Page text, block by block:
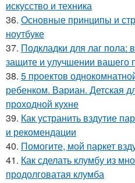
искусство и техника
36. Основные принципы и
ноутбуке
37. Подкладки для лаг пола:
защите и улучшении вашего
38. 5 проектов
ребенком. Вариан. Детская
проходной кухне
39. Как устранить вздутие
и рекомендации
40. Помогите, мой паркет
41. Как сделать клумбу из
продолговатая клумба